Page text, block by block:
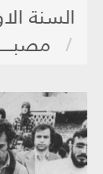
السنة